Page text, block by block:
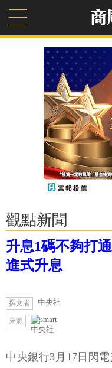
觀點新聞
升息1碼不夠打
進式升息
撰文者 中央社
來源
中央社
中央銀行3月17日閃